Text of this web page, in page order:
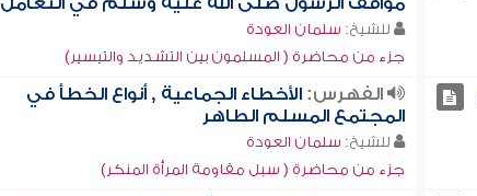
للشيخ: سلمان العودة
جزء من محاضرة ( المسلمون بين التشديد والتيسير)
الفهرس: الأخطاء الجماعية , أنواع الخطأ في
المجتمع المسلم الطاهر
للشيخ: سلمان العودة
جزء من محاضرة ( سبل مقاومة المرأة المنكر)